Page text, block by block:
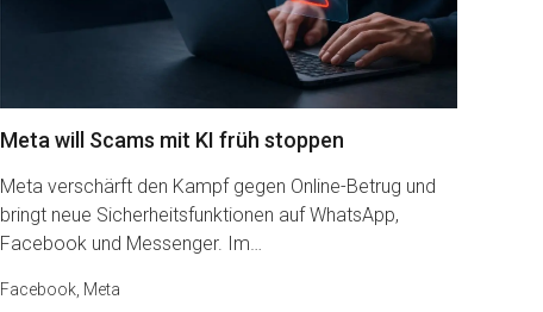
Meta will Scams mit KI früh stoppen
Meta verschärft den Kampf gegen Online-Betrug und
bringt neue Sicherheitsfunktionen auf WhatsApp,
Facebook und Messenger. Im…
Facebook Meta